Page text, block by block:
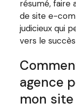
résumé, faire
de site e-
judicieux qui
vers le
agence
mon